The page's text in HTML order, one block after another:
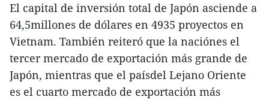
El capital de inversión total de Japón asciende a
64,5millones de dólares en 4935 proyectos en
Vietnam. También reiteró que la naciónes el
tercer mercado de exportación más grande de
Japón, mientras que el paísdel Lejano Oriente
es el cuarto mercado de exportación más